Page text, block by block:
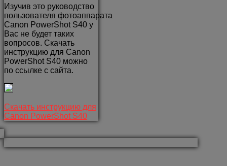
Изучив это руководство
пользователя фотоаппарата
Canon PowerShot S40 у
Вас не будет таких
вопросов. Скачать
инструкцию для Canon
PowerShot S40 можно
по ссылке с сайта.
Скачать инструкцию для
Canon PowerShot S40